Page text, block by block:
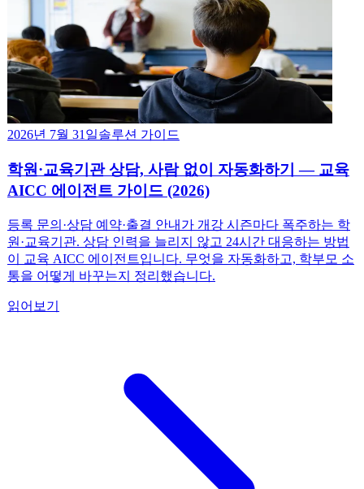
2026년 7월 31일솔루션 가이드
학원·교육기관 상담, 사람 없이 자동화하기 — 교육
AICC 에이전트 가이드 (2026)
등록 문의·상담 예약·출결 안내가 개강 시즌마다 폭주하는 학
원·교육기관. 상담 인력을 늘리지 않고 24시간 대응하는 방법
이 교육 AICC 에이전트입니다. 무엇을 자동화하고, 학부모 소
통을 어떻게 바꾸는지 정리했습니다.
읽어보기